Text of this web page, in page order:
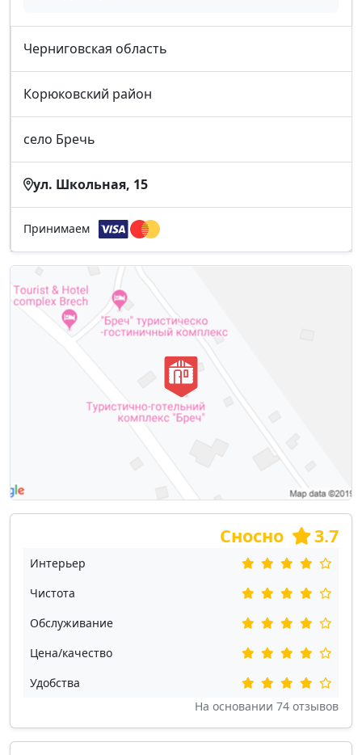
Черниговская область
Корюковский район
село Бречь
ул. Школьная, 15
Принимаем
Сносно 3.7
Интерьер
Чистота
Обслуживание
Цена/качество
Удобства
На основании 74 отзывов